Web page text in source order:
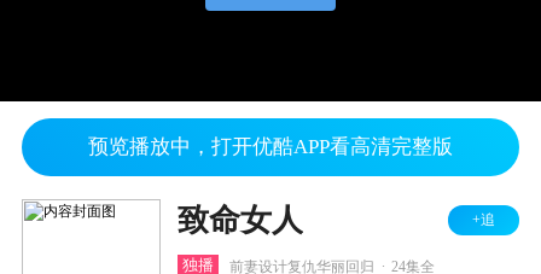
预览播放中，打开优酷APP看高清完整版
致命女人 +追
独播 前妻设计复仇华丽回归 24集全